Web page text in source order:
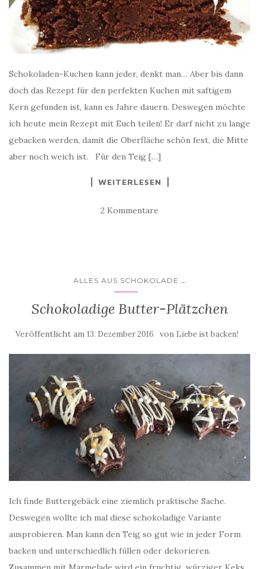
Schokoladen-Kuchen kann jeder, denkt man… Aber bis dann
doch das Rezept für den perfekten Kuchen mit saftigem
Kern gefunden ist, kann es Jahre dauern. Deswegen möchte
ich heute mein Rezept mit Euch teilen! Er darf nicht zu lange
gebacken werden, damit die Oberfläche schön fest, die Mitte
aber noch weich ist. Für den Teig […]
WEITERLESEN
2 Kommentare
ALLES AUS SCHOKOLADE ...
Schokoladige Butter-Plätzchen
Veröffentlicht am 13. Dezember 2016 von Liebe ist backen!
Ich finde Buttergebäck eine ziemlich praktische Sache.
Deswegen wollte ich mal diese schokoladige Variante
ausprobieren. Man kann den Teig so gut wie in jeder Form
backen und unterschiedlich füllen oder dekorieren.